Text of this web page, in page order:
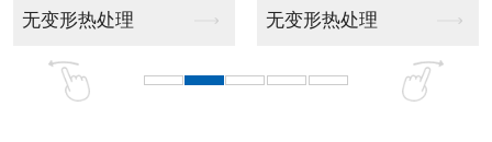
弹片 轴类产品